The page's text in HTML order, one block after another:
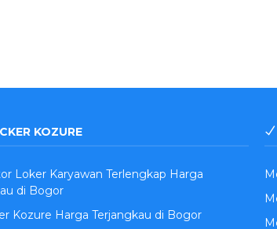
KOZURE
Loker Karyawan Terlengkap Harga
di Bogor
Kozure Harga Terjangkau di Bogor